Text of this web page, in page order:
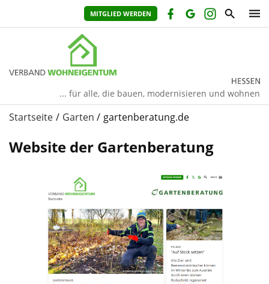
MITGLIED WERDEN
... für alle, die bauen, modernisieren und wohnen
Startseite Garten gartenberatung.de
Website der Gartenberatung